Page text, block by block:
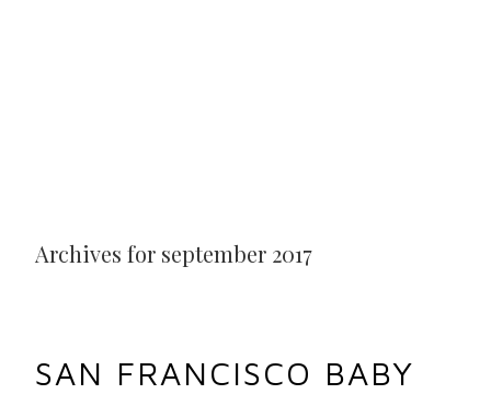
Archives for september 2017
SAN FRANCISCO BABY